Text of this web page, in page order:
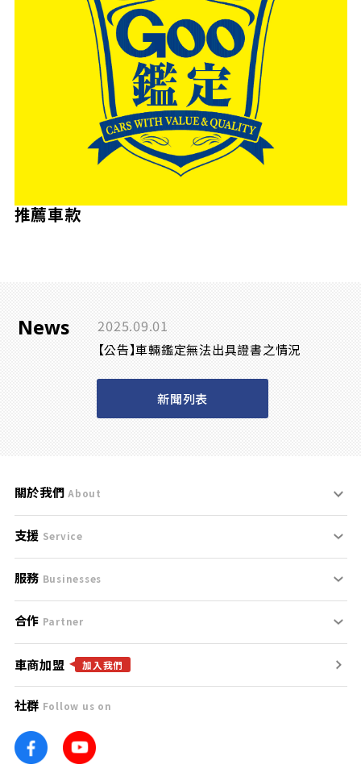
推薦車款
News 2025.09.01
【公告】車輛鑑定無法出具證書之情況
新聞列表
關於我們 About
刊登規範
服務條款
免責聲明
隱私權政策
團隊
車訊網
支援 Service
支援中心
聯絡我們
服務 Businesses
什麼是Goo鑑定？
找好車
找好店
找海外車
合作 Partner
合作夥伴
廣告合作
車商加盟 加入我們
社群 Follow us on